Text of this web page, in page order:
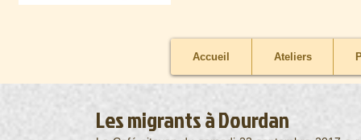
Accueil Ateliers
Les migrants à Dourdan